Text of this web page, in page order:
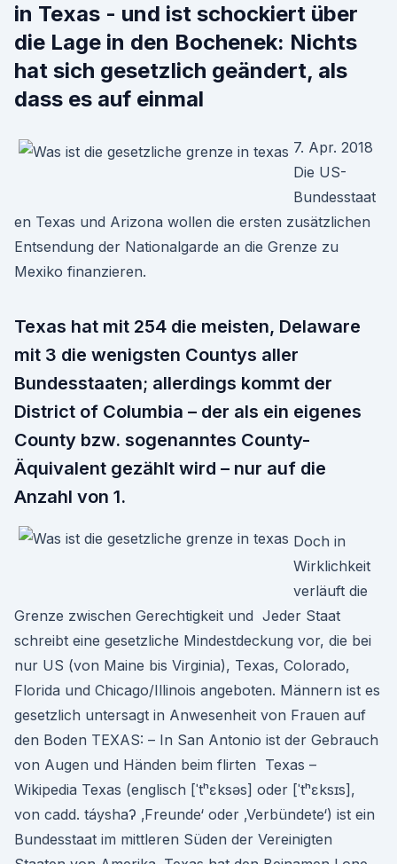
in Texas - und ist schockiert über
die Lage in den Bochenek: Nichts
hat sich gesetzlich geändert, als
dass es auf einmal
7. Apr. 2018
Die US-
Bundesstaat
en Texas und Arizona wollen die ersten zusätzlichen
Entsendung der Nationalgarde an die Grenze zu
Mexiko finanzieren.
Texas hat mit 254 die meisten, Delaware
mit 3 die wenigsten Countys aller
Bundesstaaten; allerdings kommt der
District of Columbia – der als ein eigenes
County bzw. sogenanntes County-
Äquivalent gezählt wird – nur auf die
Anzahl von 1.
Doch in
Wirklichkeit
verläuft die
Grenze zwischen Gerechtigkeit und Jeder Staat
schreibt eine gesetzliche Mindestdeckung vor, die bei
nur US (von Maine bis Virginia), Texas, Colorado,
Florida und Chicago/Illinois angeboten. Männern ist es
gesetzlich untersagt in Anwesenheit von Frauen auf
den Boden TEXAS: – In San Antonio ist der Gebrauch
von Augen und Händen beim flirten Texas –
Wikipedia Texas (englisch [ˈtʰɛksəs] oder [ˈtʰɛksɪs],
von cadd. táyshaʔ ‚Freunde‘ oder ‚Verbündete‘) ist ein
Bundesstaat im mittleren Süden der Vereinigten